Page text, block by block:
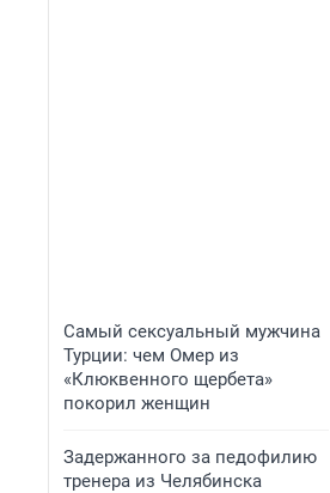
Самый сексуальный мужчина
Турции: чем Омер из
«Клюквенного щербета»
покорил женщин
Задержанного за педофилию
тренера из Челябинска